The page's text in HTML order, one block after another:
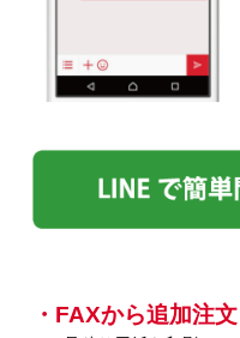
・FAXから追加注文